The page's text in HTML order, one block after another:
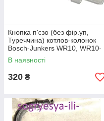
Кнопка п'єзо (без фір.уп,
Туреччина) котлов-колонок
Bosch-Junkers WR10, WR10-
2, WR11, арт.
8748108023, к.з.0902/1
В наявності
320 ₴